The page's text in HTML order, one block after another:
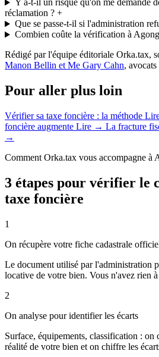
Y a-t-il un risque qu'on me demande
réclamation ? +
Que se passe-t-il si l'administration
Combien coûte la vérification à
Rédigé par l'équipe éditoriale Orka.tax,
Manon Bellin et Me Gary Cahn,
Pour aller plus loin
Vérifier sa taxe foncière : la méthode
foncière augmente Lire → La fracture
→
Comment Orka.tax vous accompagne à
3 étapes pour vérifier le
taxe foncière
1
On récupère votre fiche cadastrale
Le document utilisé par l'administration
locative de votre bien. Vous n'avez rien
2
On analyse pour identifier les écarts
Surface, équipements, classification : on
réalité de votre bien et on chiffre les